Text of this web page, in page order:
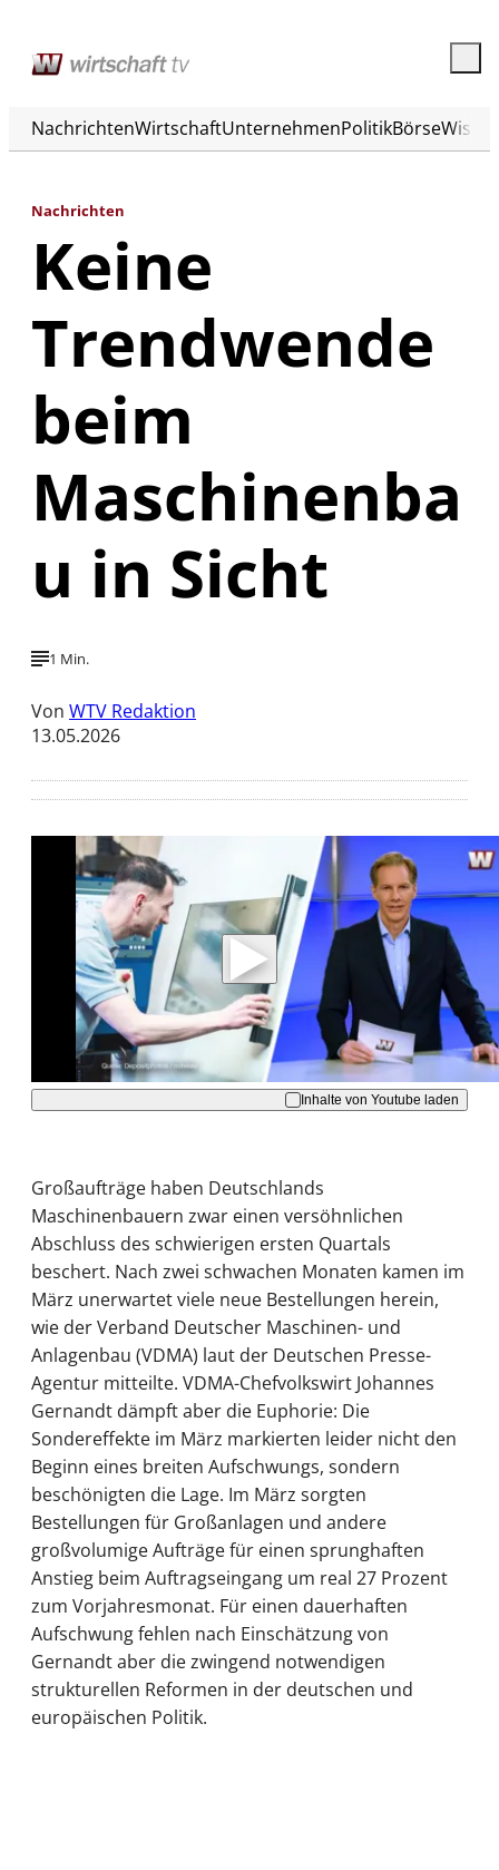
NachrichtenWirtschaftUnternehmenPolitikBörse
Nachrichten
Keine
Trendwende
beim
Maschinenba
u in Sicht
1 Min.
Von WTV Redaktion
13.05.2026
Mit der Wiedergabe dieses Videos werden
Daten an Youtube übertragen.
Hinweise dazu erhalten Sie in der Datenschutzerklärung
Akzeptieren
Inhalte von Youtube laden
Großaufträge haben Deutschlands
Maschinenbauern zwar einen versöhnlichen
Abschluss des schwierigen ersten Quartals
beschert. Nach zwei schwachen Monaten kamen im
März unerwartet viele neue Bestellungen herein,
wie der Verband Deutscher Maschinen- und
Anlagenbau (VDMA) laut der Deutschen Presse-
Agentur mitteilte. VDMA-Chefvolkswirt Johannes
Gernandt dämpft aber die Euphorie: Die
Sondereffekte im März markierten leider nicht den
Beginn eines breiten Aufschwungs, sondern
beschönigten die Lage. Im März sorgten
Bestellungen für Großanlagen und andere
großvolumige Aufträge für einen sprunghaften
Anstieg beim Auftragseingang um real 27 Prozent
zum Vorjahresmonat. Für einen dauerhaften
Aufschwung fehlen nach Einschätzung von
Gernandt aber die zwingend notwendigen
strukturellen Reformen in der deutschen und
europäischen Politik.